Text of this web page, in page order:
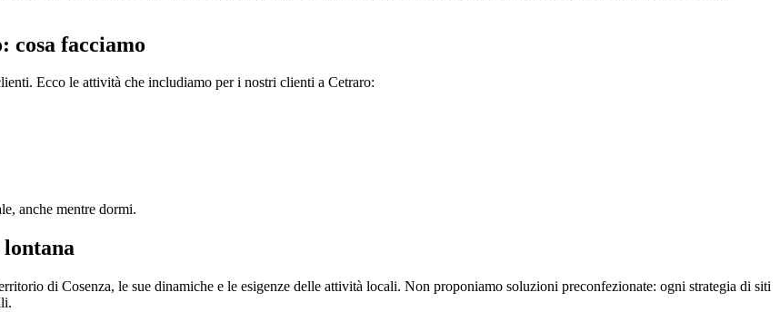
cosa facciamo
Ecco le attività che includiamo per i nostri clienti a Cetraro:
anche mentre dormi.
di Cosenza, le sue dinamiche e le esigenze delle attività locali. Non proponiamo soluzioni preconfezionate: ogni strategia di siti